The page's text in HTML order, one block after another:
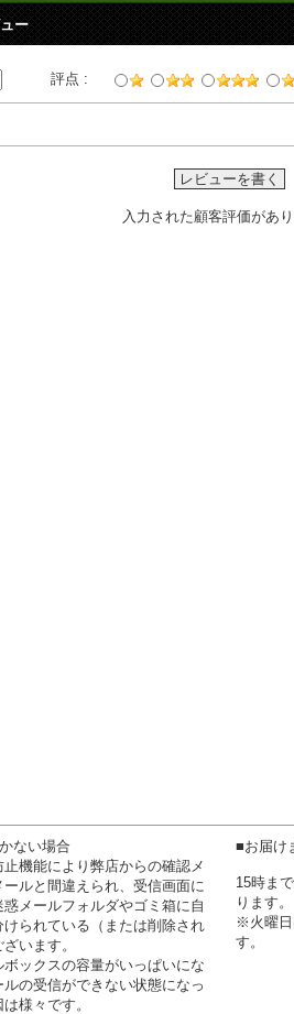
ー
評点 :
レビューを書く
入力された顧客評価があ
ない場合
機能により弊店からの確認メ
ールと間違えられ、受信画面に
メールフォルダやゴミ箱に自
けられている（または削除され
います。
ボックスの容量がいっぱいにな
ルの受信ができない状態になっ
様々です。
■お届け
15時ま
ります。
※火曜日
す。